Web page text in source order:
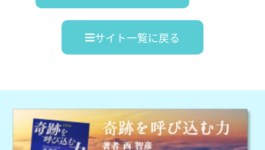
サイト一覧に戻る